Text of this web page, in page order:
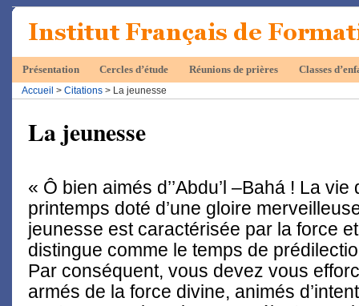
Présentation Cercles d’étude Réunions de prières
Classes
Accueil > Citations > La jeunesse
La jeunesse
« Ô bien aimés d’’Abdu’l –Bahá ! La vie
printemps doté d’une gloire
jeunesse est caractérisée par la force
distingue comme le temps de
Par conséquent, vous devez vous
armés de la force divine, animés